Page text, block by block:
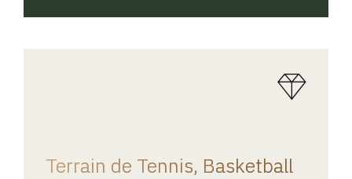
Terrain de Tennis, Basketball